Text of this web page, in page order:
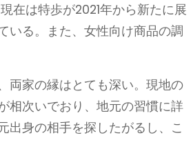
在は特歩が2021年から新たに展
いる。また、女性向け商品の調
両家の縁はとても深い。現地の
相次いでおり、地元の習慣に詳
出身の相手を探したがるし、こ